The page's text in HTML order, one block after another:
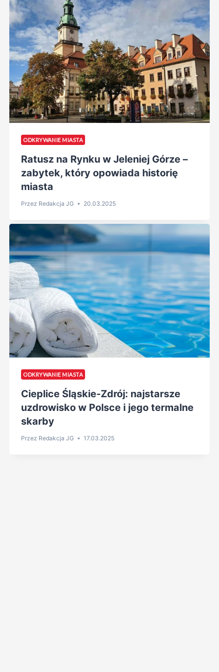
ODKRYWANIE MIASTA
Ratusz na Rynku w Jeleniej Górze –
zabytek, który opowiada historię
miasta
Przez Redakcja JG 20.03.2025
ODKRYWANIE MIASTA
Cieplice Śląskie-Zdrój: najstarsze
uzdrowisko w Polsce i jego termalne
skarby
Przez Redakcja JG 17.03.2025